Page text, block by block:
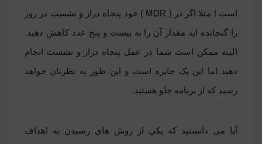
است ! مثلا اگر در ( MDR ) خود پنجاه دراز و نشست در روز
را گنجانده اید مقدار آن را به بیست و پنج عدد کاهش دهید.
البته ممکن است شما در عمل پنجاه دراز و نشست انجام
دهید اما این یک جایزه است و این طور به نظرتان خواهد
رسید که از برنامه جلو هستید.
آیا می دانستید که یکی از روش های رسیدن به اهداف